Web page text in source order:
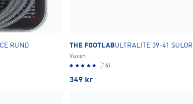
RUND
THE FOOTLABULTRALITE 39-41 SULOR
Vuxen
(16)
349 kr